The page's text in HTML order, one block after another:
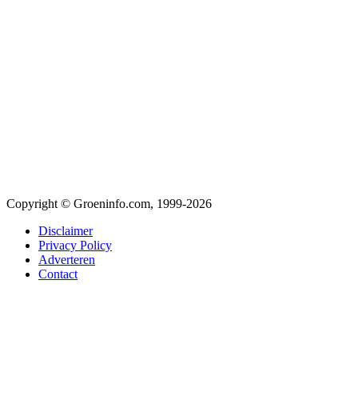
Copyright © Groeninfo.com, 1999-2026
Disclaimer
Privacy Policy
Adverteren
Contact